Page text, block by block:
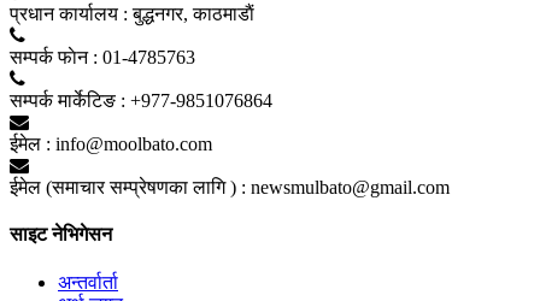
प्रधान कार्यालय : बुद्धनगर, काठमाडाैं
सम्पर्क फाेन : 01-4785763
सम्पर्क मार्केटिङ : +977-9851076864
ईमेल : info@moolbato.com
ईमेल (समाचार सम्प्रेषणका लागि ) : newsmulbato@gmail.com
साइट नेभिगेसन
अन्तर्वार्ता